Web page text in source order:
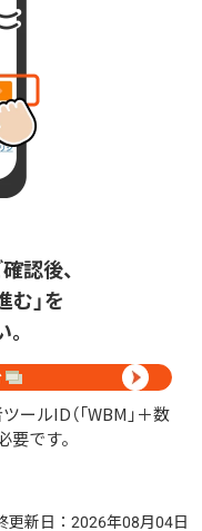
認後、
む」を
ルID（「WBM」＋数
要です。
更新日：2026年08月04日